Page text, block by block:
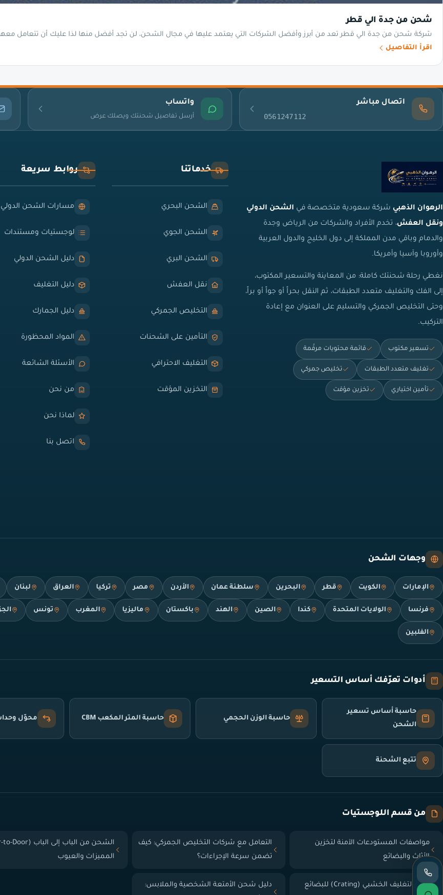
شحن من جدة الي قطر
شركة شحن من جدة الي قطر تعد من أبرز وأفضل الشركات التي يعتمد عليها في مجال الشحن، لن تجد أفضل منها لذا عليك أن تتعامل
اقرأ التفاصيل
اتصال مباشر
0561247112
واتساب
أرسل تفاصيل شحنتك ويصلك عرض
الرهوان الذهبي شركة سعودية متخصصة في الشحن الدولي
ونقل العفش، تخدم الأفراد والشركات من الرياض وجدة
والدمام وباقي مدن المملكة إلى دول الخليج والدول العربية
وأوروبا وآسيا وأمريكا.
نغطي رحلة شحنتك كاملة: من المعاينة والتسعير المكتوب،
إلى الفك والتغليف متعدد الطبقات، ثم النقل بحراً أو جواً أو براً،
وحتى التخليص الجمركي والتسليم على العنوان مع إعادة
التركيب.
تسعير مكتوب قائمة محتويات مرقّمة
تغليف متعدد الطبقات تخليص جمركي
تأمين اختياري تخزين مؤقت
خدماتنا
الشحن البحري
الشحن الجوي
الشحن البري
نقل العفش
التخليص الجمركي
التأمين على الشحنات
التغليف الاحترافي
التخزين المؤقت
روابط سريعة
مسارات الشحن الدولي
لوجستيات ومستندات
دليل الشحن الدولي
دليل التغليف
دليل الجمارك
المواد المحظورة
الأسئلة الشائعة
من نحن
لماذا نحن
اتصل بنا
وجهات الشحن
الإمارات الكويت قطر البحرين سلطنة عمان الأردن مصر تركيا العراق لبنان
فرنسا الولايات المتحدة كندا الصين الهند باكستان ماليزيا المغرب تونس
الفلبين
أدوات تعرّفك أساس التسعير
حاسبة أساس تسعير
الشحن
حاسبة الوزن الحجمي حاسبة المتر المكعب CBM محوّل
تتبع الشحنة
من قسم اللوجستيات
مواصفات المستودعات الآمنة لتخزين
الأثاث والبضائع
التعامل مع شركات التخليص الجمركي: كيف
تضمن سرعة الإجراءات؟
المميزات والعيوب
دليل التغليف الخشبي (Crating) للبضائع
دليل شحن الأمتعة الشخصية والملابس: